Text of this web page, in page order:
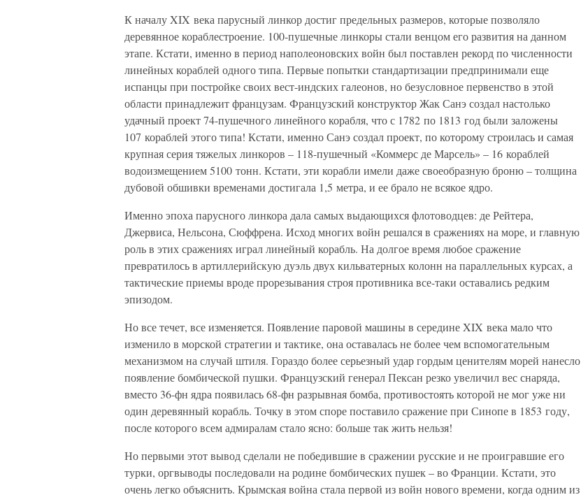
К началу XIX века парусный линкор достиг предельных размеров, которые позволяло
деревянное кораблестроение. 100-пушечные линкоры стали венцом его развития на данном
этапе. Кстати, именно в период наполеоновских войн был поставлен рекорд по численности
линейных кораблей одного типа. Первые попытки стандартизации предпринимали еще
испанцы при постройке своих вест-индских галеонов, но безусловное первенство в этой
области принадлежит французам. Французский конструктор Жак Санэ создал настолько
удачный проект 74-пушечного линейного корабля, что с 1782 по 1813 год были заложены
107 кораблей этого типа! Кстати, именно Санэ создал проект, по которому строилась и самая
крупная серия тяжелых линкоров – 118-пушечный «Коммерс де Марсель» – 16 кораблей
водоизмещением 5100 тонн. Кстати, эти корабли имели даже своеобразную броню – толщина
дубовой обшивки временами достигала 1,5 метра, и ее брало не всякое ядро.
Именно эпоха парусного линкора дала самых выдающихся флотоводцев: де Рейтера,
Джервиса, Нельсона, Сюффрена. Исход многих войн решался в сражениях на море, и главную
роль в этих сражениях играл линейный корабль. На долгое время любое сражение
превратилось в артиллерийскую дуэль двух кильватерных колонн на параллельных курсах, а
тактические приемы вроде прорезывания строя противника все-таки оставались редким
эпизодом.
Но все течет, все изменяется. Появление паровой машины в середине XIX века мало что
изменило в морской стратегии и тактике, она оставалась не более чем вспомогательным
механизмом на случай штиля. Гораздо более серьезный удар гордым ценителям морей нанесло
появление бомбической пушки. Французский генерал Пексан резко увеличил вес снаряда,
вместо 36-фн ядра появилась 68-фн разрывная бомба, противостоять которой не мог уже ни
один деревянный корабль. Точку в этом споре поставило сражение при Синопе в 1853 году,
после которого всем адмиралам стало ясно: больше так жить нельзя!
Но первыми этот вывод сделали не победившие в сражении русские и не проигравшие его
турки, оргвыводы последовали на родине бомбических пушек – во Франции. Кстати, это
очень легко объяснить. Крымская война стала первой из войн нового времени, когда одним из